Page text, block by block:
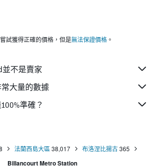
試獲得正確的價格，但是無法保證價格 。
並不是賣家
大量的數據
準確？
法蘭西島大區 38,017 布洛涅比揚古 365
Billancourt Metro Station